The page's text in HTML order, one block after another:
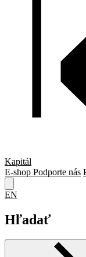
Kapitál
E-shop Podporte nás
EN
Hľadať